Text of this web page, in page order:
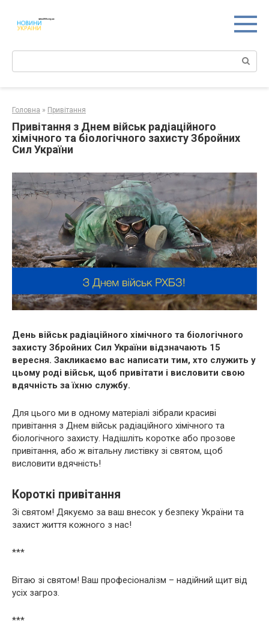
контенту
Поиск:
Головна » Привітання
Привітання з Днем військ радіаційного
хімічного та біологічного захисту Збройних
Сил України
День військ радіаційного хімічного та біологічного
захисту Збройних Сил України відзначають 15
вересня. Закликаємо вас написати тим, хто служить у
цьому роді військ, щоб привітати і висловити свою
вдячність за їхню службу.
Для цього ми в одному матеріалі зібрали красиві
привітання з Днем військ радіаційного хімічного та
біологічного захисту. Надішліть коротке або прозове
привітання, або ж вітальну листівку зі святом, щоб
висловити вдячність!
Короткі привітання
Зі святом! Дякуємо за ваш внесок у безпеку України та
захист життя кожного з нас!
***
Вітаю зі святом! Ваш професіоналізм – надійний щит від
усіх загроз.
***